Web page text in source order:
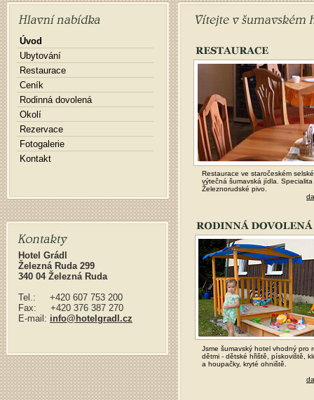
Úvod
Ubytování
Restaurace
Ceník
Rodinná dovolená
Okolí
Rezervace
Fotogalerie
Kontakt
Hotel Grádl
Železná Ruda 299
340 04 Železná Ruda
Tel.: +420 607 753 200
Fax: +420 376 387 270
E-mail: info@hotelgradl.cz
Restaurace ve staročeském
výtečná šumavská jídla. Specialita
Železnorudské pivo.
Jsme šumavský hotel vhodný pro
dětmi - dětské hřiště, pískoviště,
a houpačky, kryté ohniště.